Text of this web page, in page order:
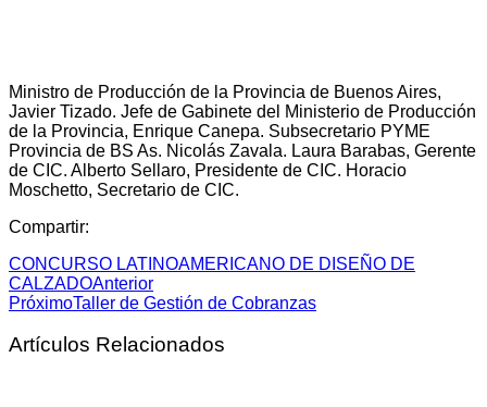
Ministro de Producción de la Provincia de Buenos Aires,
Javier Tizado. Jefe de Gabinete del Ministerio de Producción
de la Provincia, Enrique Canepa. Subsecretario PYME
Provincia de BS As. Nicolás Zavala. Laura Barabas, Gerente
de CIC. Alberto Sellaro, Presidente de CIC. Horacio
Moschetto, Secretario de CIC.
Compartir:
CONCURSO LATINOAMERICANO DE DISEÑO DE
CALZADOAnterior
PróximoTaller de Gestión de Cobranzas
Artículos Relacionados